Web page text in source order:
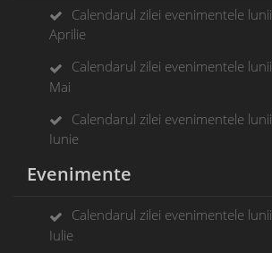
Calendarul zilei evenimentele lunii
Aprilie
Calendarul zilei evenimentele lunii
Mai
Calendarul zilei evenimentele lunii
Iunie
Evenimente
Calendarul zilei evenimentele lunii
Iulie